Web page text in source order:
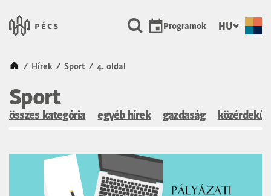
Városunk Pécs Programok HU
Kezdőlap
/ Hírek / Sport / 4. oldal
Sport
összes kategória egyéb hírek gazdaság közérdekű